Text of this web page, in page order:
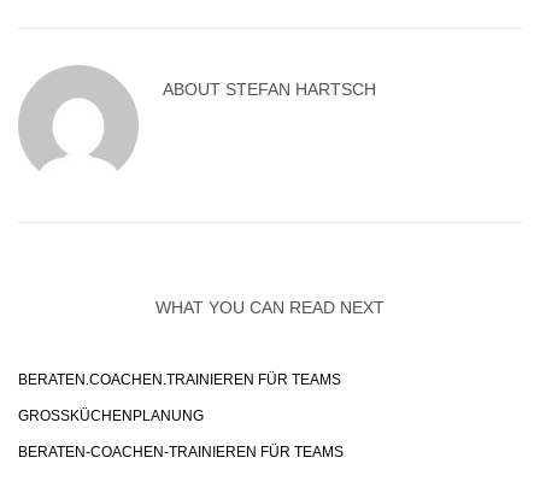
ABOUT STEFAN HARTSCH
WHAT YOU CAN READ NEXT
BERATEN.COACHEN.TRAINIEREN FÜR TEAMS
GROSSKÜCHENPLANUNG
BERATEN-COACHEN-TRAINIEREN FÜR TEAMS